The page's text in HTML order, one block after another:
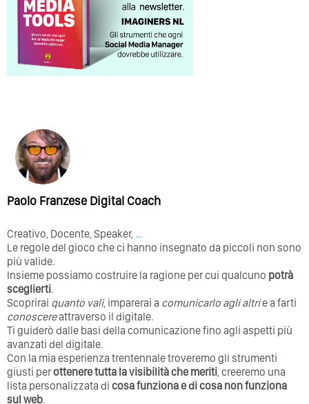
Paolo Franzese Digital Coach
Creativo, Docente, Speaker, …
Le regole del gioco che ci hanno insegnato da piccoli non sono
più valide.
Insieme possiamo costruire la ragione per cui qualcuno potrà
sceglierti.
Scoprirai quanto vali, imparerai a comunicarlo agli altrie a farti
conoscereattraverso il digitale.
Ti guiderò dalle basi della comunicazione fino agli aspetti più
avanzati del digitale.
Con la mia esperienza trentennale troveremo gli strumenti
giusti perottenere tutta la visibilità che meriti, creeremo una
lista personalizzata di cosa funziona e di cosa non funziona
sul web.